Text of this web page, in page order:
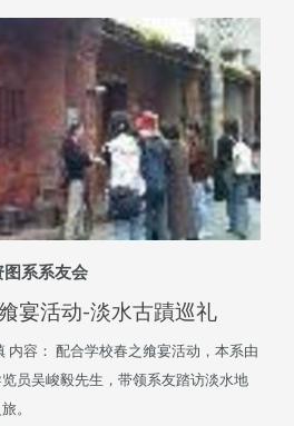
图系系友会
宴活动-淡水古蹟巡礼
： 配合学校春之飨宴活动，本系由
员吴峻毅先生，带领系友踏访淡水地
。